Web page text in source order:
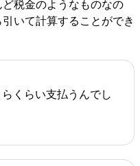
税金のようなものなの
いて計算することができ
くらい支払うんでし